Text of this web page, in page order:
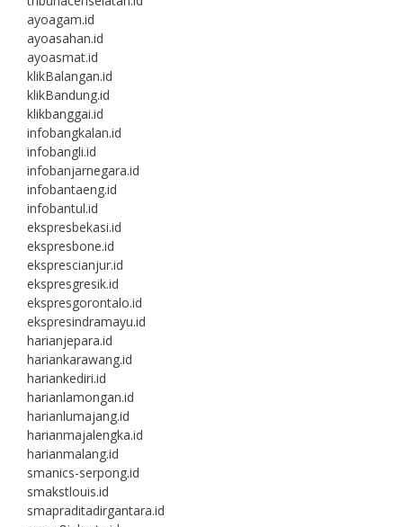
ayoagam.id
ayoasahan.id
ayoasmat.id
klikBalangan.id
klikBandung.id
klikbanggai.id
infobangkalan.id
infobangli.id
infobanjarnegara.id
infobantaeng.id
infobantul.id
ekspresbekasi.id
ekspresbone.id
eksprescianjur.id
ekspresgresik.id
ekspresgorontalo.id
ekspresindramayu.id
harianjepara.id
hariankarawang.id
hariankediri.id
harianlamongan.id
harianlumajang.id
harianmajalengka.id
harianmalang.id
smanics-serpong.id
smakstlouis.id
smapraditadirgantara.id